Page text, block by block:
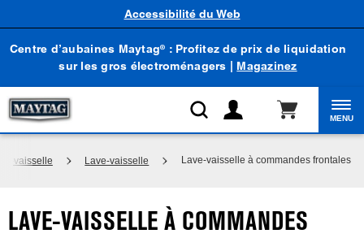
Centre d’aubaines Maytag® : Profitez de prix de liquidation
sur les gros électroménagers | Magazinez
Accessibilité du Web
MENU
vaisselle Lave-vaisselle Lave-vaisselle à commandes frontales
LAVE-VAISSELLE À COMMANDES